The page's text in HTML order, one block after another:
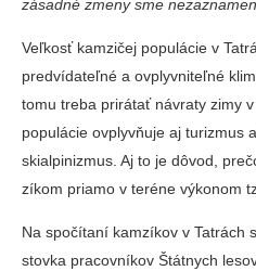
zásadné zmeny sme
Veľkosť kamzičej popu­lácie v
predvídateľné a ovplyvniteľné
tomu treba pri­rátať návraty zimy
populácie ovplyvňuje aj turizmus
skialpinizmus. Aj to je dôvod,
zíkom priamo v teréne výko­nom
Na spočítaní kamzíkov v Tatrách
stovka pra­covníkov Štátnych